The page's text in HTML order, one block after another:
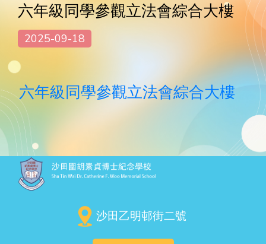
六年級同學參觀立法會綜合大樓
2025-09-18
六年級同學參觀立法會綜合大樓
沙田乙明邨街二號